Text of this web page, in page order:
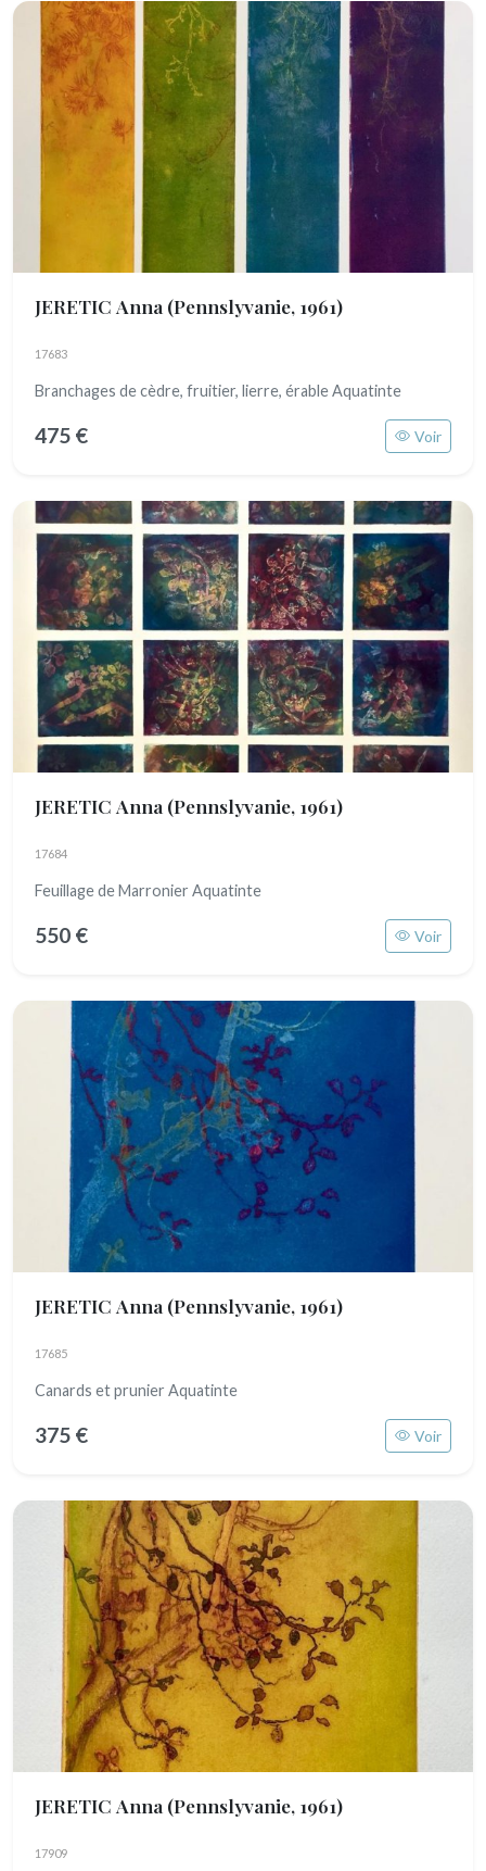
JERETIC Anna (Pennslyvanie, 1961)
17683
Branchages de cèdre, fruitier, lierre, érable Aquatinte
475 € Voir
JERETIC Anna (Pennslyvanie, 1961)
17684
Feuillage de Marronier Aquatinte
550 € Voir
JERETIC Anna (Pennslyvanie, 1961)
17685
Canards et prunier Aquatinte
375 € Voir
JERETIC Anna (Pennslyvanie, 1961)
17909